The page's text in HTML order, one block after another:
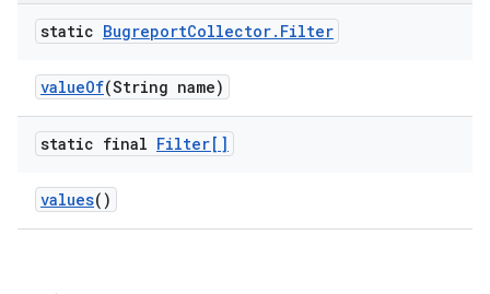
static BugreportCollector. Filter
valueOf(String name)
static final Filter[]
values()